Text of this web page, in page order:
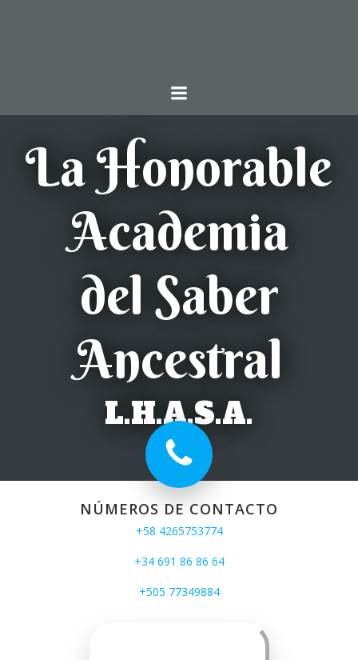
La Honorable
Academia
del Saber
Ancestral
L.H.A.S.A.
NÚMEROS DE CONTACTO
+58 4265753774
+34 691 86 86 64
+505 77349884